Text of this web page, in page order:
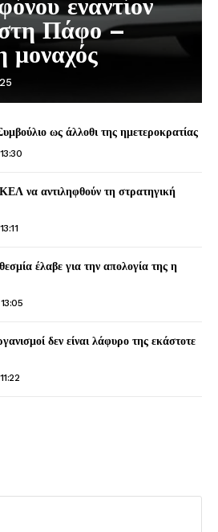
εναντίον
Πάφο –
μοναχός
ως άλλοθι της ημετεροκρατίας
να αντιληφθούν τη στρατηγική
έλαβε για την απολογία της η
δεν είναι λάφυρο της εκάστοτε